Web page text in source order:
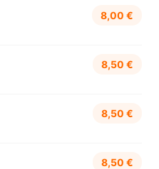
8,00 €
8,50 €
8,50 €
8,50 €